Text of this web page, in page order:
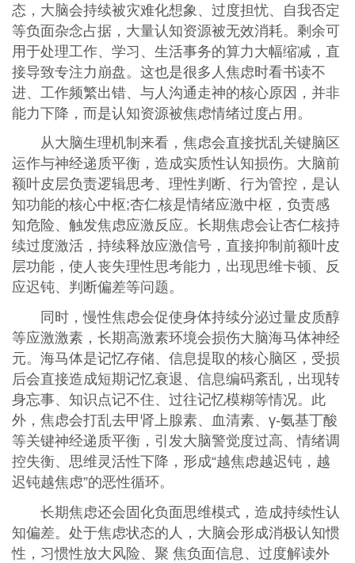
态，大脑会持续被灾难化想象、过度担忧、自我否定
等负面杂念占据，大量认知资源被无效消耗。剩余可
用于处理工作、学习、生活事务的算力大幅缩减，直
接导致专注力崩盘。这也是很多人焦虑时看书读不
进、工作频繁出错、与人沟通走神的核心原因，并非
能力下降，而是认知资源被焦虑情绪过度占用。
从大脑生理机制来看，焦虑会直接扰乱关键脑区
运作与神经递质平衡，造成实质性认知损伤。大脑前
额叶皮层负责逻辑思考、理性判断、行为管控，是认
知功能的核心中枢;杏仁核是情绪应激中枢，负责感
知危险、触发焦虑应激反应。长期焦虑会让杏仁核持
续过度激活，持续释放应激信号，直接抑制前额叶皮
层功能，使人丧失理性思考能力，出现思维卡顿、反
应迟钝、判断偏差等问题。
同时，慢性焦虑会促使身体持续分泌过量皮质醇
等应激激素，长期高激素环境会损伤大脑海马体神经
元。海马体是记忆存储、信息提取的核心脑区，受损
后会直接造成短期记忆衰退、信息编码紊乱，出现转
身忘事、知识点记不住、过往记忆模糊等情况。此
外，焦虑会打乱去甲肾上腺素、血清素、γ-氨基丁酸
等关键神经递质平衡，引发大脑警觉度过高、情绪调
控失衡、思维灵活性下降，形成“越焦虑越迟钝，越
迟钝越焦虑”的恶性循环。
长期焦虑还会固化负面思维模式，造成持续性认
知偏差。处于焦虑状态的人，大脑会形成消极认知惯
性，习惯性放大风险、聚 焦负面信息、过度解读外